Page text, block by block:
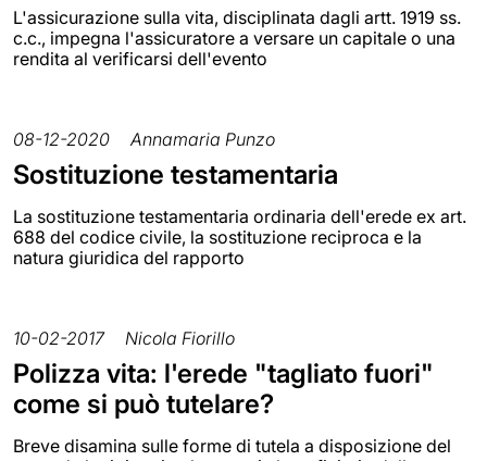
L'assicurazione sulla vita, disciplinata dagli artt. 1919 ss.
c.c., impegna l'assicuratore a versare un capitale o una
rendita al verificarsi dell'evento
08-12-2020 Annamaria Punzo
Sostituzione testamentaria
La sostituzione testamentaria ordinaria dell'erede ex art.
688 del codice civile, la sostituzione reciproca e la
natura giuridica del rapporto
10-02-2017 Nicola Fiorillo
Polizza vita: l'erede "tagliato fuori"
come si può tutelare?
Breve disamina sulle forme di tutela a disposizione del